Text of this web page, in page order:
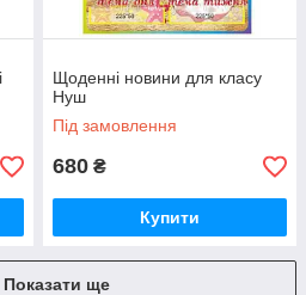
Щоденні новини для класу
Нуш
Під замовлення
680 ₴
Купити
Показати ще